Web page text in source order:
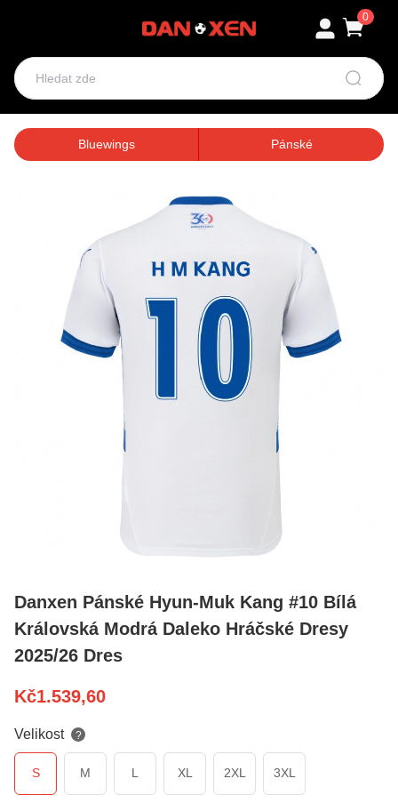
0
Bluewings Pánské
Danxen Pánské Hyun-Muk Kang #10 Bílá
Královská Modrá Daleko Hráčské Dresy
2025/26 Dres
Kč1.539,60
Velikost ?
S M L XL 2XL 3XL